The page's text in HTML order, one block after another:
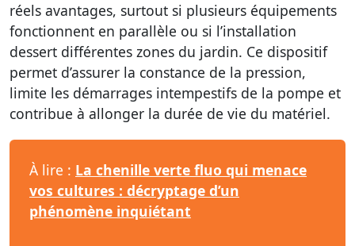
réels avantages, surtout si plusieurs équipements
fonctionnent en parallèle ou si l’installation
dessert différentes zones du jardin. Ce dispositif
permet d’assurer la constance de la pression,
limite les démarrages intempestifs de la pompe et
contribue à allonger la durée de vie du matériel.
À lire : La chenille verte fluo qui menace
vos cultures : décryptage d’un
phénomène inquiétant